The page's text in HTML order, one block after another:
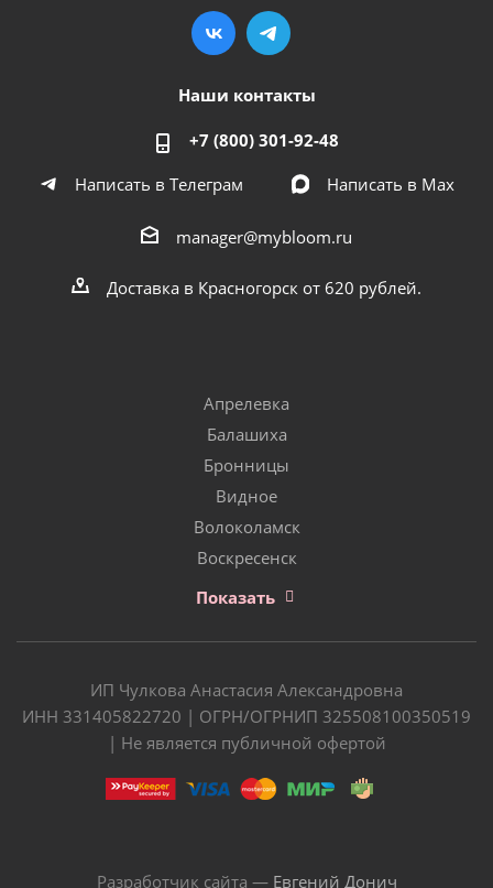
Наши контакты
+7 (800) 301-92-48
Написать в Телеграм
Написать в Мах
manager@mybloom.ru
Доставка в Красногорск от 620 рублей.
Апрелевка
Балашиха
Бронницы
Видное
Волоколамск
Воскресенск
Показать
ИП Чулкова Анастасия Александровна
ИНН 331405822720 | ОГРН/ОГРНИП 325508100350519
| Не является публичной офертой
Разработчик сайта — Евгений Донич